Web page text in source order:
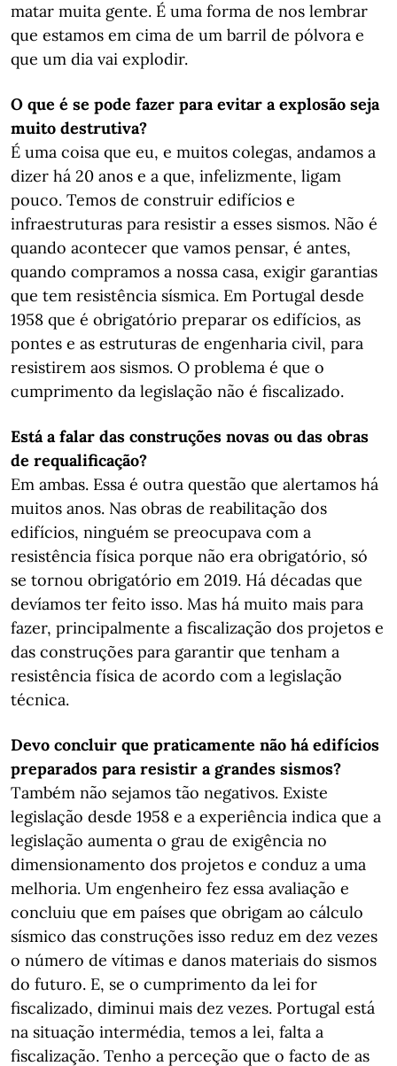
matar muita gente. É uma forma de nos lembrar
que estamos em cima de um barril de pólvora e
que um dia vai explodir.
O que é se pode fazer para evitar a explosão seja
muito destrutiva?
É uma coisa que eu, e muitos colegas, andamos a
dizer há 20 anos e a que, infelizmente, ligam
pouco. Temos de construir edifícios e
infraestruturas para resistir a esses sismos. Não é
quando acontecer que vamos pensar, é antes,
quando compramos a nossa casa, exigir garantias
que tem resistência sísmica. Em Portugal desde
1958 que é obrigatório preparar os edifícios, as
pontes e as estruturas de engenharia civil, para
resistirem aos sismos. O problema é que o
cumprimento da legislação não é fiscalizado.
Está a falar das construções novas ou das obras
de requalificação?
Em ambas. Essa é outra questão que alertamos há
muitos anos. Nas obras de reabilitação dos
edifícios, ninguém se preocupava com a
resistência física porque não era obrigatório, só
se tornou obrigatório em 2019. Há décadas que
devíamos ter feito isso. Mas há muito mais para
fazer, principalmente a fiscalização dos projetos e
das construções para garantir que tenham a
resistência física de acordo com a legislação
técnica.
Devo concluir que praticamente não há edifícios
preparados para resistir a grandes sismos?
Também não sejamos tão negativos. Existe
legislação desde 1958 e a experiência indica que a
legislação aumenta o grau de exigência no
dimensionamento dos projetos e conduz a uma
melhoria. Um engenheiro fez essa avaliação e
concluiu que em países que obrigam ao cálculo
sísmico das construções isso reduz em dez vezes
o número de vítimas e danos materiais do sismos
do futuro. E, se o cumprimento da lei for
fiscalizado, diminui mais dez vezes. Portugal está
na situação intermédia, temos a lei, falta a
fiscalização. Tenho a perceção que o facto de as